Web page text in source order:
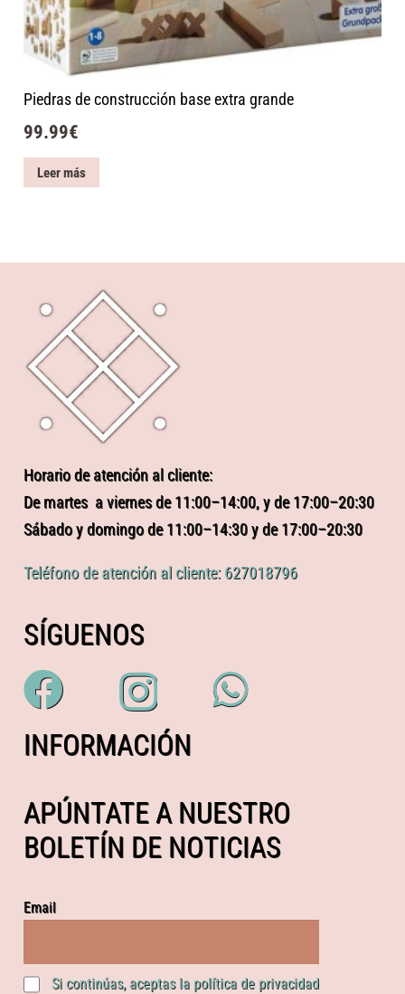
Piedras de construcción base extra grande
99.99€
Leer más
Horario de atención al cliente:
De martes a viernes de 11:00–14:00, y de 17:00–20:30
Sábado y domingo de 11:00–14:30 y de 17:00–20:30
Teléfono de atención al cliente: 627018796
SÍGUENOS
INFORMACIÓN
APÚNTATE A NUESTRO
BOLETÍN DE NOTICIAS
Email
Si continúas, aceptas la política de privacidad